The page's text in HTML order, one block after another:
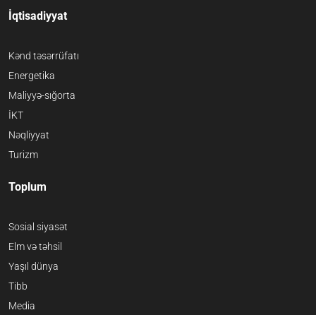
İqtisadiyyat
Kənd təsərrüfatı
Energetika
Maliyyə-sığorta
İKT
Nəqliyyat
Turizm
Toplum
Sosial siyasət
Elm və təhsil
Yaşıl dünya
Tibb
Media